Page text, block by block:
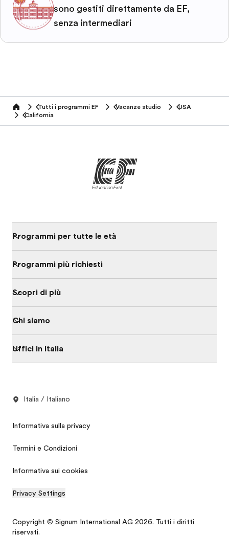
sono gestiti direttamente da EF,
senza intermediari
home Tutti i programmi EF Vacanze studio
USA
California
Programmi per tutte le età
Programmi più richiesti
Scopri di più
Chi siamo
Uffici in Italia
Italia / Italiano
Informativa sulla privacy
Termini e Condizioni
Informativa sui cookies
Privacy Settings
Copyright © Signum International AG 2026. Tutti i diritti
riservati.